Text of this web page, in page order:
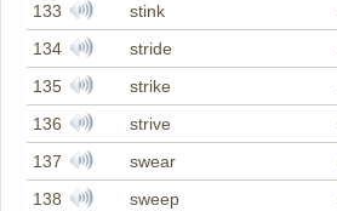
133
stink
134
stride
135
strike
136
strive
137
swear
138
sweep